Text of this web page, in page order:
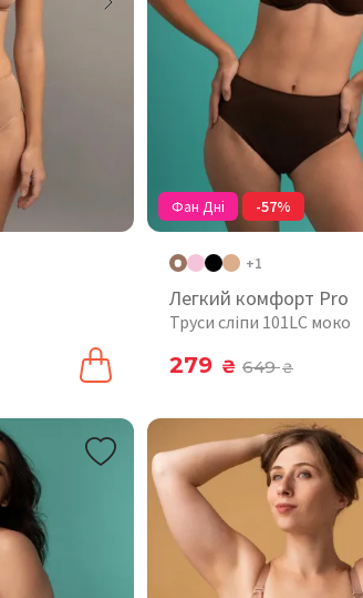
Фан Дні -57%
+1
Легкий комфорт Pro
Труси сліпи 101LC моко
279 ₴ 649₴